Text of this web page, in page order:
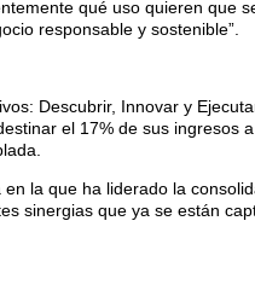
qué uso quieren que
responsable y sostenible”.
Descubrir, Innovar y
el 17% de sus ingresos a
la que ha liderado la
sinergias que ya se están